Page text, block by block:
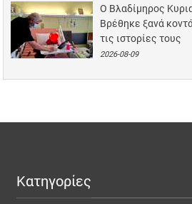
Ο Βλαδίμηρος
Βρέθηκε ξανά
τις ιστορίες τους
2026-08-09
Κατηγορίες